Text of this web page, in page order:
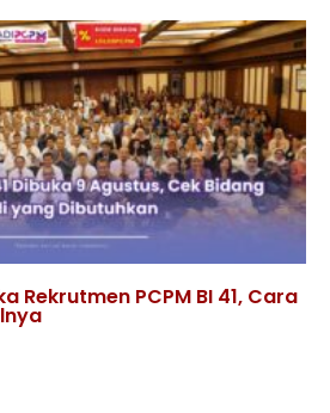
Rekrutmen PCPM BI 41, Cara